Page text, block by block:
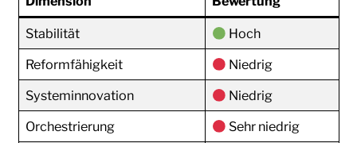
Stabilität
Hoch
Reformfähigkeit
Niedrig
Systeminnovation
Niedrig
Orchestrierung
Sehr niedrig